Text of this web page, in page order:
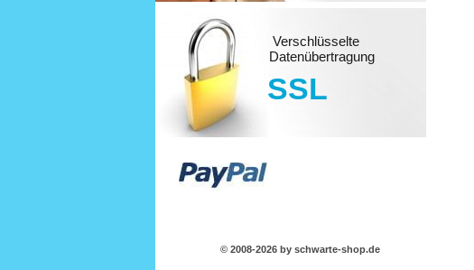
Verschlüsselte
Datenübertragung
SSL
© 2008-2026 by schwarte-shop.de